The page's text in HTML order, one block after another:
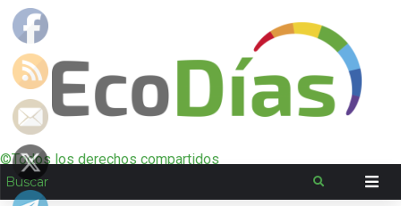
©Todos los derechos compartidos